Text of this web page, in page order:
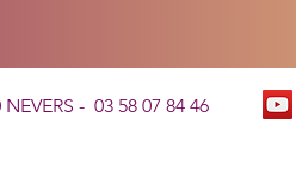
- 03 58 07 84 46